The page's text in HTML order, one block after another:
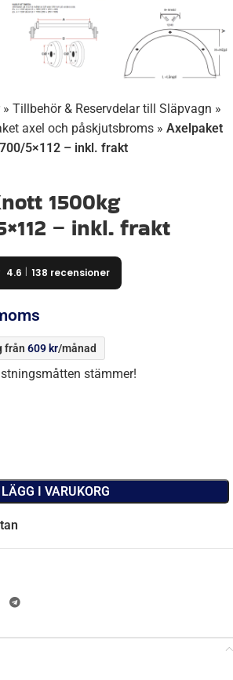
» Tillbehör & Reservdelar till Släpvagn »
axel och påskjutsbroms » Axelpaket
5×112 – inkl. frakt
1500kg
– inkl. frakt
4.6 138 recensioner
från 609kr/månad
stämmer!
LÄGG I VARUKORG